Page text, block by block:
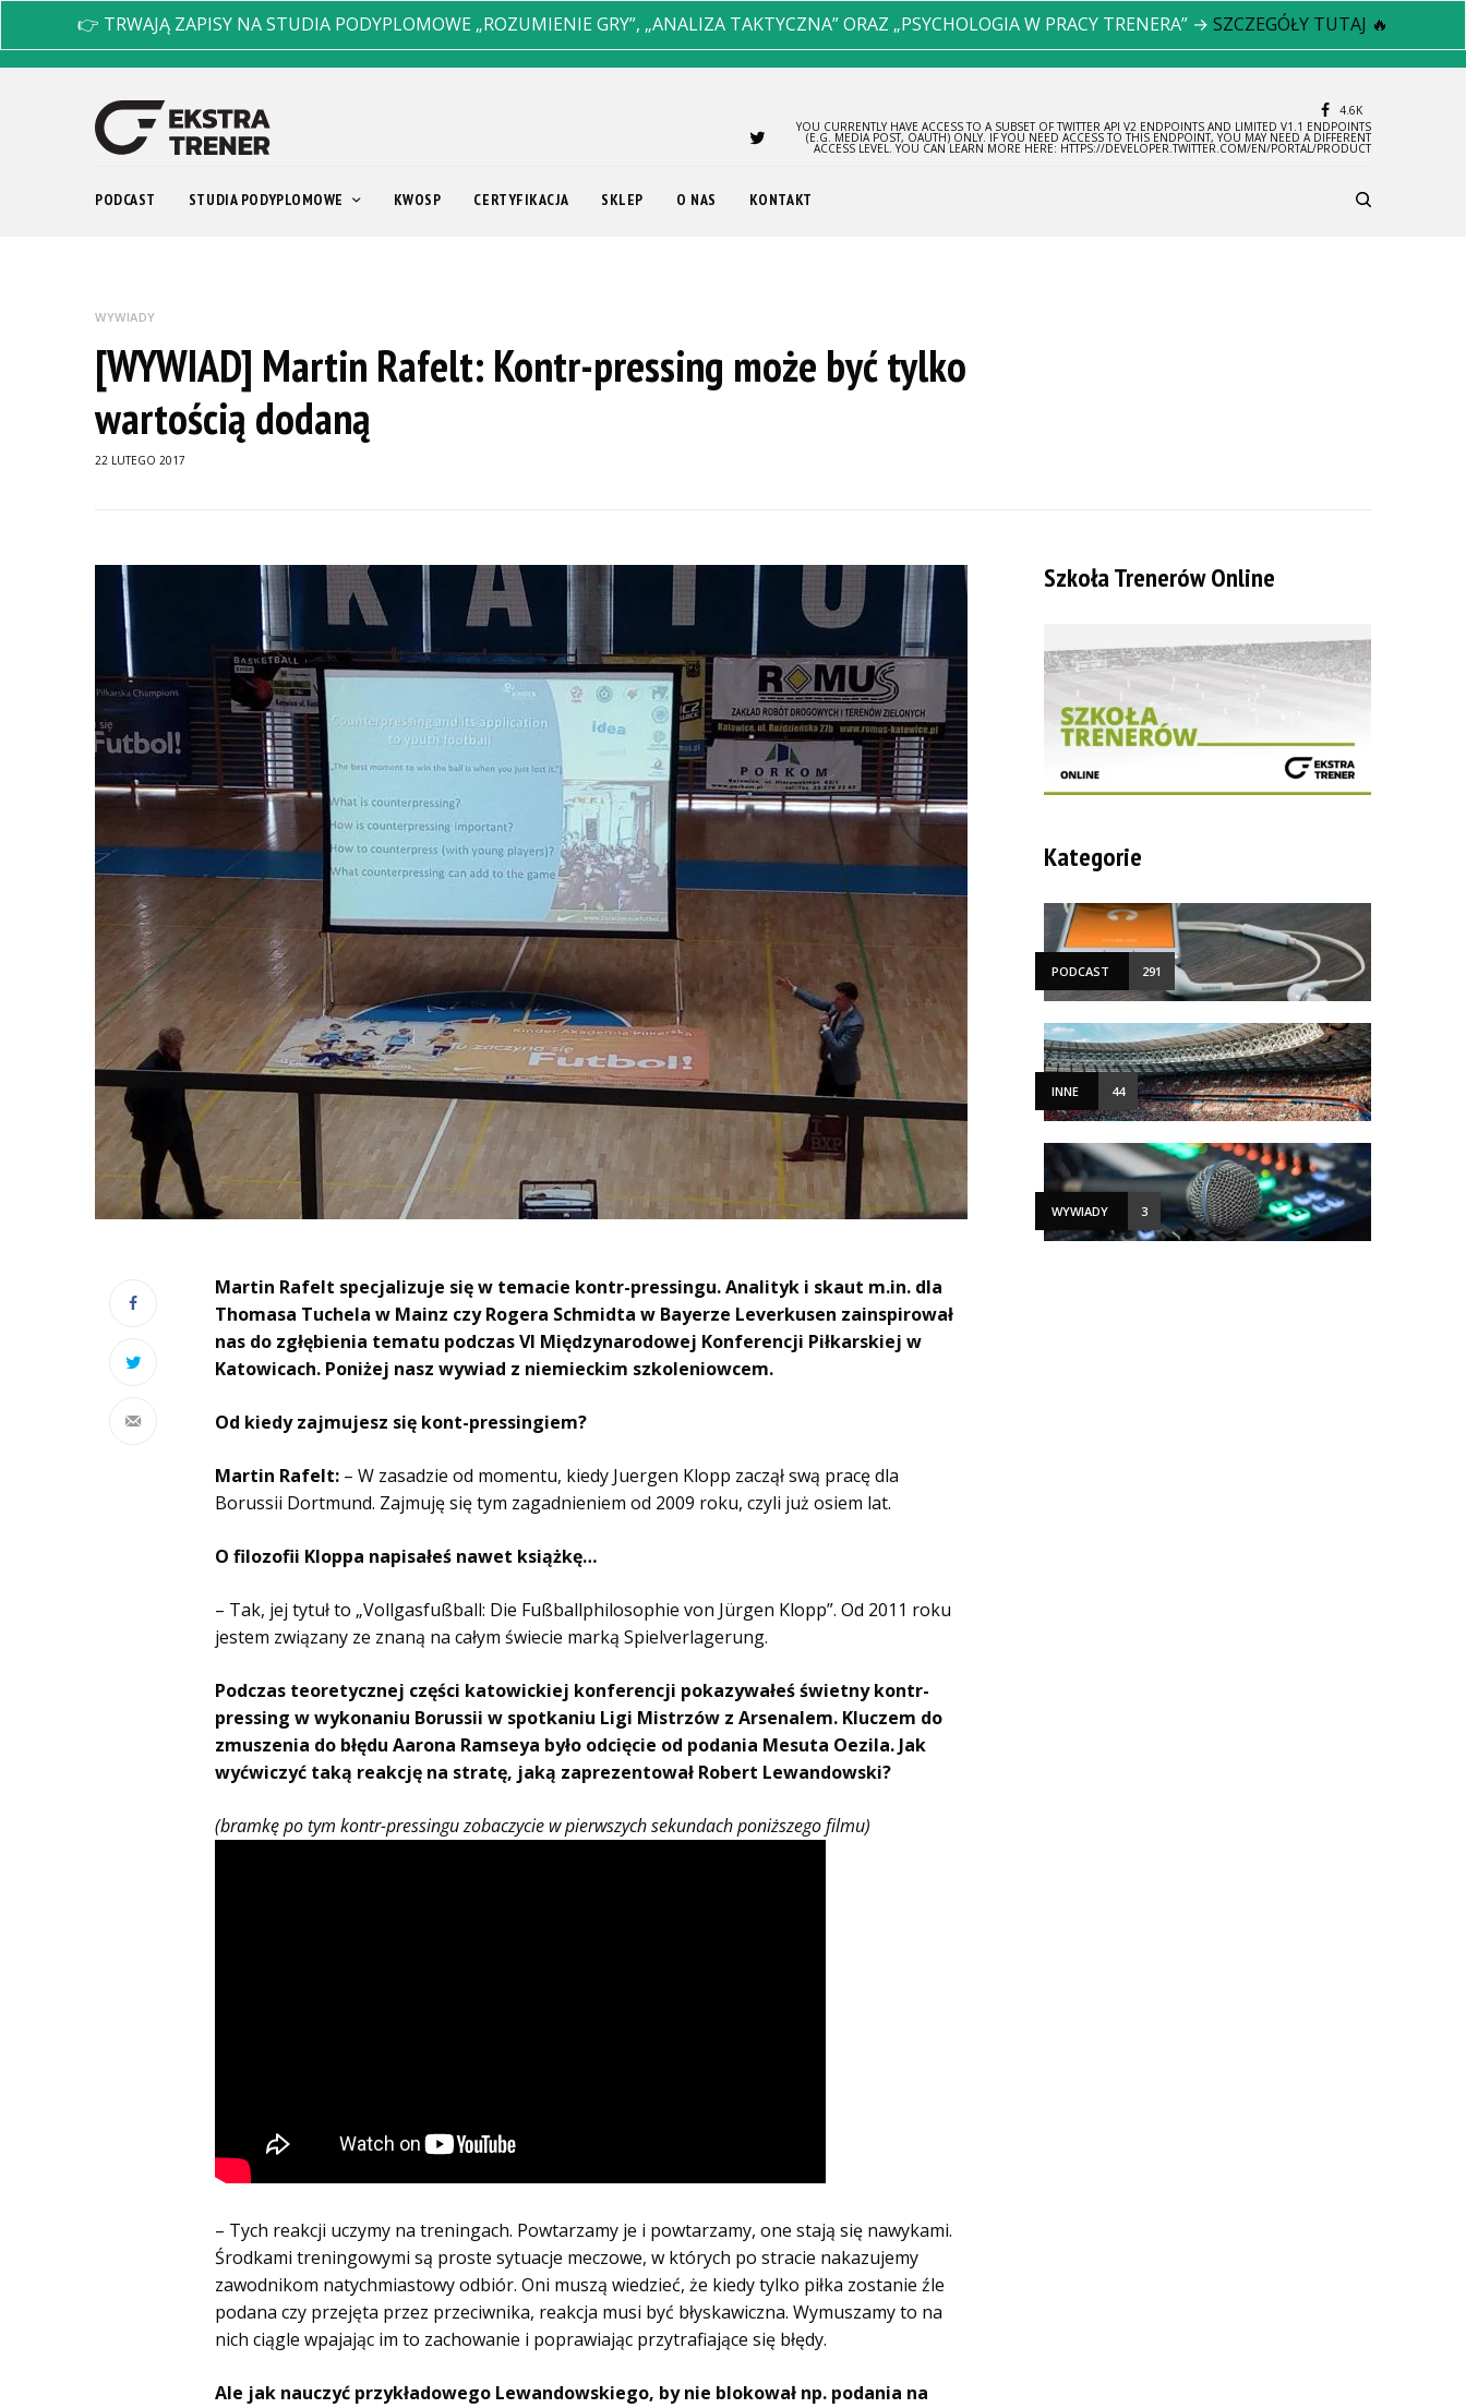
👉 TRWAJĄ ZAPISY NA STUDIA PODYPLOMOWE „ROZUMIENIE GRY”, „ANALIZA TAKTYCZNA” ORAZ „PSYCHOLOGIA W PRACY TRENERA” → SZCZEGÓŁY TUTAJ 🔥
4.6K
YOU CURRENTLY HAVE ACCESS TO A SUBSET OF TWITTER API V2 ENDPOINTS AND LIMITED V1.1 ENDPOINTS
(E.G. MEDIA POST, OAUTH) ONLY. IF YOU NEED ACCESS TO THIS ENDPOINT, YOU MAY NEED A DIFFERENT
ACCESS LEVEL. YOU CAN LEARN MORE HERE: HTTPS://DEVELOPER.TWITTER.COM/EN/PORTAL/PRODUCT
PODCAST STUDIA PODYPLOMOWE KWOSP CERTYFIKACJA SKLEP O NAS KONTAKT
WYWIADY
[WYWIAD] Martin Rafelt: Kontr-pressing może być tylko
wartością dodaną
22 LUTEGO 2017
Martin Rafelt specjalizuje się w temacie kontr-pressingu. Analityk i skaut m.in. dla
Thomasa Tuchela w Mainz czy Rogera Schmidta w Bayerze Leverkusen zainspirował
nas do zgłębienia tematu podczas VI Międzynarodowej Konferencji Piłkarskiej w
Katowicach. Poniżej nasz wywiad z niemieckim szkoleniowcem.
Od kiedy zajmujesz się kont-pressingiem?
Martin Rafelt: – W zasadzie od momentu, kiedy Juergen Klopp zaczął swą pracę dla
Borussii Dortmund. Zajmuję się tym zagadnieniem od 2009 roku, czyli już osiem lat.
O filozofii Kloppa napisałeś nawet książkę…
– Tak, jej tytuł to „Vollgasfußball: Die Fußballphilosophie von Jürgen Klopp”. Od 2011 roku
jestem związany ze znaną na całym świecie marką Spielverlagerung.
Podczas teoretycznej części katowickiej konferencji pokazywałeś świetny kontr-
pressing w wykonaniu Borussii w spotkaniu Ligi Mistrzów z Arsenalem. Kluczem do
zmuszenia do błędu Aarona Ramseya było odcięcie od podania Mesuta Oezila. Jak
wyćwiczyć taką reakcję na stratę, jaką zaprezentował Robert Lewandowski?
(bramkę po tym kontr-pressingu zobaczycie w pierwszych sekundach poniższego filmu)
– Tych reakcji uczymy na treningach. Powtarzamy je i powtarzamy, one stają się nawykami.
Środkami treningowymi są proste sytuacje meczowe, w których po stracie nakazujemy
zawodnikom natychmiastowy odbiór. Oni muszą wiedzieć, że kiedy tylko piłka zostanie źle
podana czy przejęta przez przeciwnika, reakcja musi być błyskawiczna. Wymuszamy to na
nich ciągle wpajając im to zachowanie i poprawiając przytrafiające się błędy.
Ale jak nauczyć przykładowego Lewandowskiego, by nie blokował np. podania na
Szkoła Trenerów Online
Kategorie
PODCAST 291
INNE 44
WYWIADY 3